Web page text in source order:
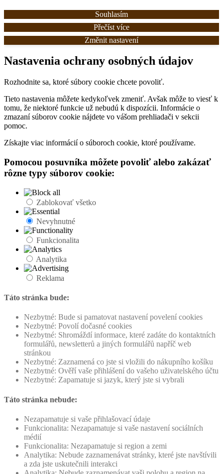
Souhlasím
Přečíst více
Změnit nastavení
Nastavenia ochrany osobných údajov
Rozhodnite sa, ktoré súbory cookie chcete povoliť.
Tieto nastavenia môžete kedykoľvek zmeniť. Avšak môže to viesť k
tomu, že niektoré funkcie už nebudú k dispozícii. Informácie o
zmazaní súborov cookie nájdete vo vášom prehliadači v sekcii
pomoc.
Získajte viac informácií o súboroch cookie, ktoré používame.
Pomocou posuvníka môžete povoliť alebo zakázať
rôzne typy súborov cookie:
Zablokovať všetko
Nevyhnutné
Funkcionalita
Analytika
Reklama
Táto stránka bude:
Nezbytné: Bude si pamatovat nastavení povelení cookies
Nezbytné: Povolí dočasné cookies
Nezbytné: Shromáždí informace, které zadáte do kontaktních
formulářů, newsletterů a jiných formulářů napříč web
stránkou
Nezbytné: Zaznamená co jste si vložili do nákupního košíku
Nezbytné: Ověří vaše přihlášení do vašeho uživatelského účtu
Nezbytné: Zapamatuje si jazyk, který jste si vybrali
Táto stránka nebude:
Nezapamatuje si vaše přihlašovací údaje
Funkcionalita: Nezapamatuje si vaše nastavení sociálních
médií
Funkcionalita: Nezapamatuje si region a zemi
Analytika: Nebude zaznamenávat stránky, které jste navštívili
a zda jste uskutečnili interakci